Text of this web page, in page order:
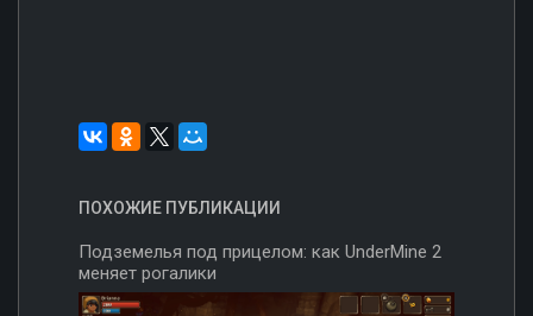
ПОХОЖИЕ ПУБЛИКАЦИИ
Подземелья под прицелом: как UnderMine 2
меняет рогалики